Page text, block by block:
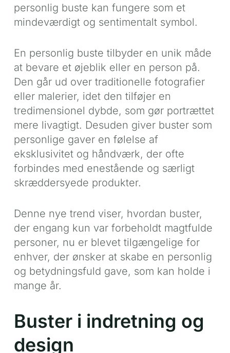
personlig buste kan fungere som et
mindeværdigt og sentimentalt symbol.
En personlig buste tilbyder en unik måde
at bevare et øjeblik eller en person på.
Den går ud over traditionelle fotografier
eller malerier, idet den tilføjer en
tredimensionel dybde, som gør portrættet
mere livagtigt. Desuden giver buster som
personlige gaver en følelse af
eksklusivitet og håndværk, der ofte
forbindes med enestående og særligt
skræddersyede produkter.
Denne nye trend viser, hvordan buster,
der engang kun var forbeholdt magtfulde
personer, nu er blevet tilgængelige for
enhver, der ønsker at skabe en personlig
og betydningsfuld gave, som kan holde i
mange år.
Buster i indretning og
design